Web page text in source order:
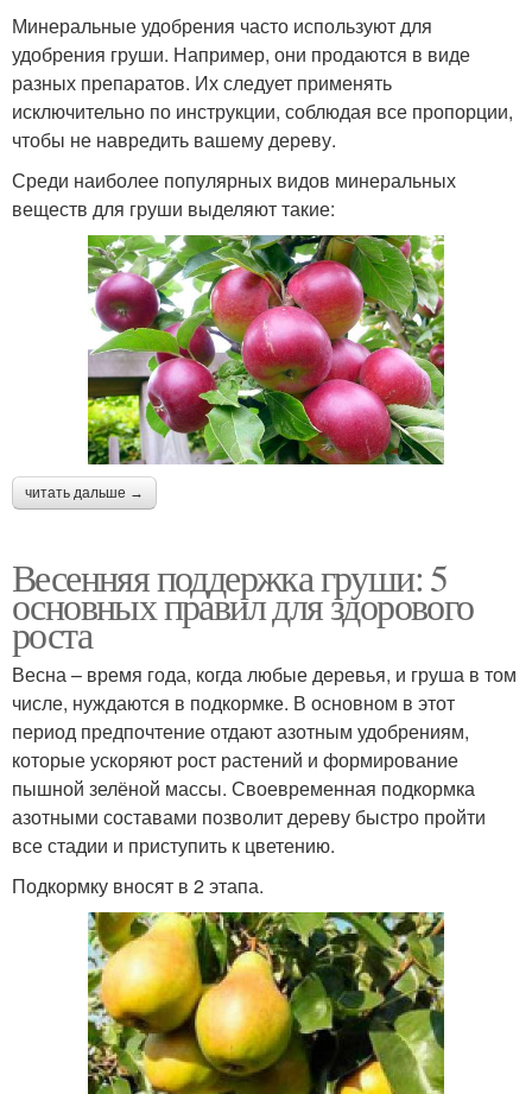
Минеральные удобрения часто используют для
удобрения груши. Например, они продаются в виде
разных препаратов. Их следует применять
исключительно по инструкции, соблюдая все пропорции,
чтобы не навредить вашему дереву.
Среди наиболее популярных видов минеральных
веществ для груши выделяют такие:
читать дальше →
Весенняя поддержка груши: 5
основных правил для здорового
роста
Весна – время года, когда любые деревья, и груша в том
числе, нуждаются в подкормке. В основном в этот
период предпочтение отдают азотным удобрениям,
которые ускоряют рост растений и формирование
пышной зелёной массы. Своевременная подкормка
азотными составами позволит дереву быстро пройти
все стадии и приступить к цветению.
Подкормку вносят в 2 этапа.